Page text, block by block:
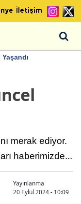
İletişim
merak ediyor.
haberimizde...
Yayınlanma
20 Eylül 2024 - 10:09